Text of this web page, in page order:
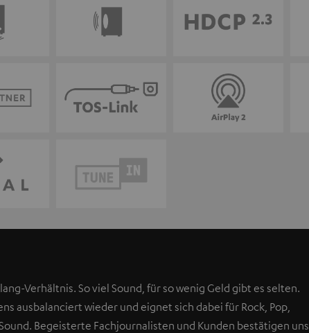
Verhältnis. So viel Sound, für so wenig Geld gibt es selten.
ausbalanciert wieder und eignet sich dabei für Rock, Pop,
Begeisterte Fachjournalisten und Kunden bestätigen uns